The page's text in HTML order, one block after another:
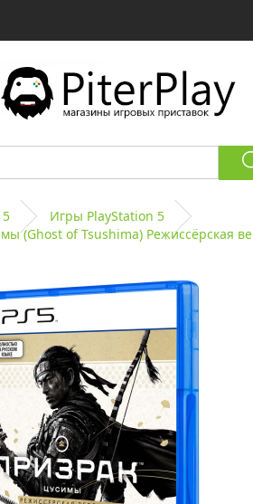
Игры PlayStation 5
(Ghost of Tsushima) Режиссёрская